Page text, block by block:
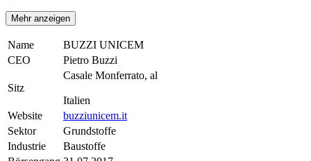
Mehr anzeigen
Name
BUZZI UNICEM
CEO
Pietro Buzzi
Sitz
Casale Monferrato, al
Italien
Website
buzziunicem.it
Sektor
Grundstoffe
Industrie
Baustoffe